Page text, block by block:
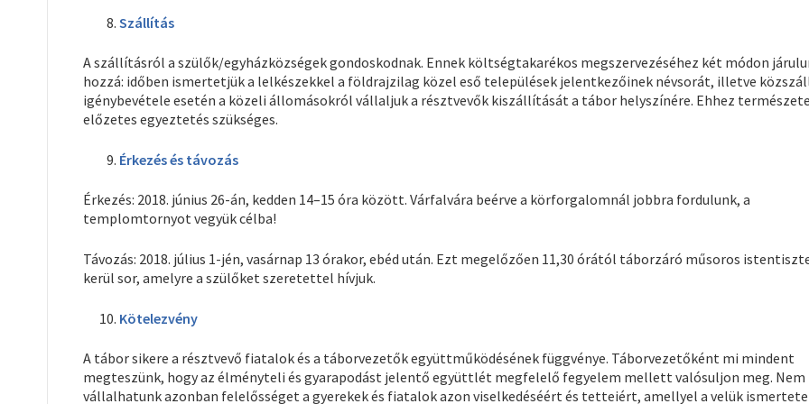
Szállítás
A szállításról a szülők/egyházközségek gondoskodnak. Ennek költségtakarékos megszervezéséhez két módon
hozzá: időben ismertetjük a lelkészekkel a földrajzilag közel eső települések jelentkezőinek névsorát, illetve
igénybevétele esetén a közeli állomásokról vállaljuk a résztvevők kiszállítását a tábor helyszínére. Ehhez
előzetes egyeztetés szükséges.
Érkezés és távozás
Érkezés: 2018. június 26-án, kedden 14–15 óra között. Várfalvára beérve a körforgalomnál jobbra fordulunk, a
templomtornyot vegyük célba!
Távozás: 2018. július 1-jén, vasárnap 13 órakor, ebéd után. Ezt megelőzően 11,30 órától táborzáró műsoros
kerül sor, amelyre a szülőket szeretettel hívjuk.
Kötelezvény
A tábor sikere a résztvevő fiatalok és a táborvezetők együttműködésének függvénye. Táborvezetőként mi mindent
megteszünk, hogy az élményteli és gyarapodást jelentő együttlét megfelelő fegyelem mellett valósuljon meg. Nem
vállalhatunk azonban felelősséget a gyerekek és fiatalok azon viselkedéséért és tetteiért, amellyel a velük